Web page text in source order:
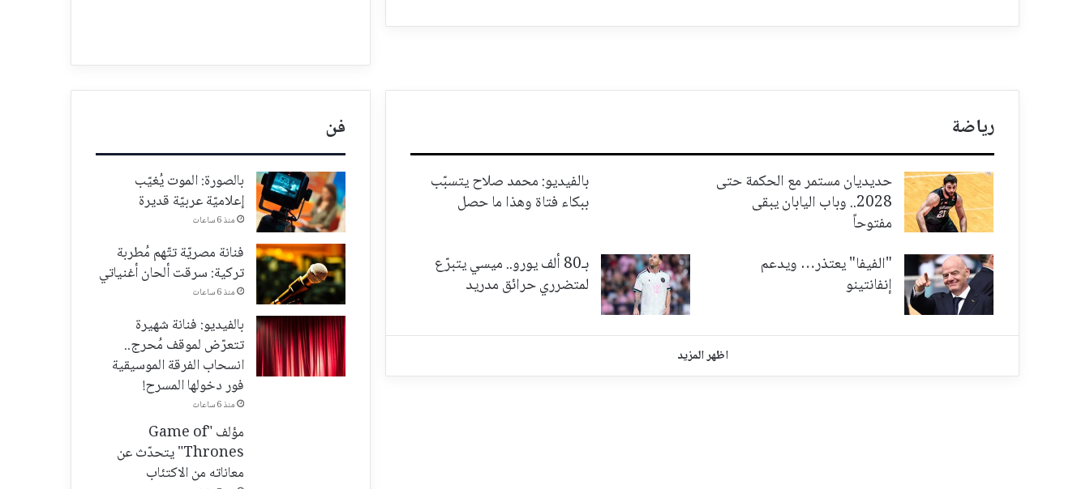
رياضة
حديديان مستمر مع الحكمة حتى
2028.. وباب اليابان يبقى
مفتوحاً
بالفيديو: محمد صلاح يتسبّب
ببكاء فتاة وهذا ما حصل
"الفيفا" يعتذر… ويدعم
إنفانتينو
بـ80 ألف يورو.. ميسي يتبرّع
لمتضرري حرائق مدريد
اظهر المزيد
فن
بالصورة: الموت يُغيّب
إعلاميّة عربيّة قديرة
منذ 6 ساعات
فنانة مصريّة تتّهم مُطربة
تركية: سرقت ألحان أغنياتي
منذ 6 ساعات
بالفيديو: فنانة شهيرة
تتعرّض لموقف مُحرج..
انسحاب الفرقة الموسيقية
فور دخولها المسرح!
منذ 6 ساعات
مؤلف "Game of
Thrones" يتحدّث عن
معاناته من الاكتئاب